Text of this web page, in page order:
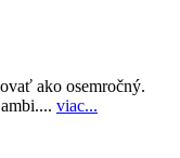
ako osemročný.
viac...